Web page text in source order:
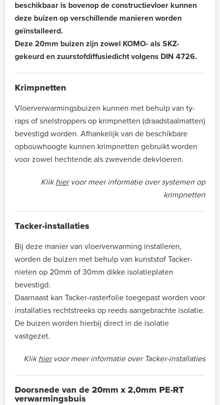
beschikbaar is bovenop de constructievloer kunnen
deze buizen op verschillende manieren worden
geïnstalleerd.
Deze 20mm buizen zijn zowel KOMO- als SKZ-
gekeurd en zuurstofdiffusiedicht volgens DIN 4726.
Krimpnetten
Vloerverwarmingsbuizen kunnen met behulp van ty-
raps of snelstroppers op krimpnetten (draadstaalmatten)
bevestigd worden. Afhankelijk van de beschikbare
opbouwhoogte kunnen krimpnetten gebruikt worden
voor zowel hechtende als zwevende dekvloeren.
Klikhiervoor meer informatie over systemen op
krimpnetten
Tacker-installaties
Bij deze manier van vloerverwarming installeren,
worden de buizen met behulp van kunststof Tacker-
nieten op 20mm of 30mm dikke isolatieplaten
bevestigd.
Daarnaast kan Tacker-rasterfolie toegepast worden voor
installaties rechtstreeks op reeds aangebrachte isolatie.
De buizen worden hierbij direct in de isolatie
vastgezet.
Klikhiervoor meer informatie over Tacker-installaties
Doorsnede van de 20mm x 2,0mm PE-RT
verwarmingsbuis